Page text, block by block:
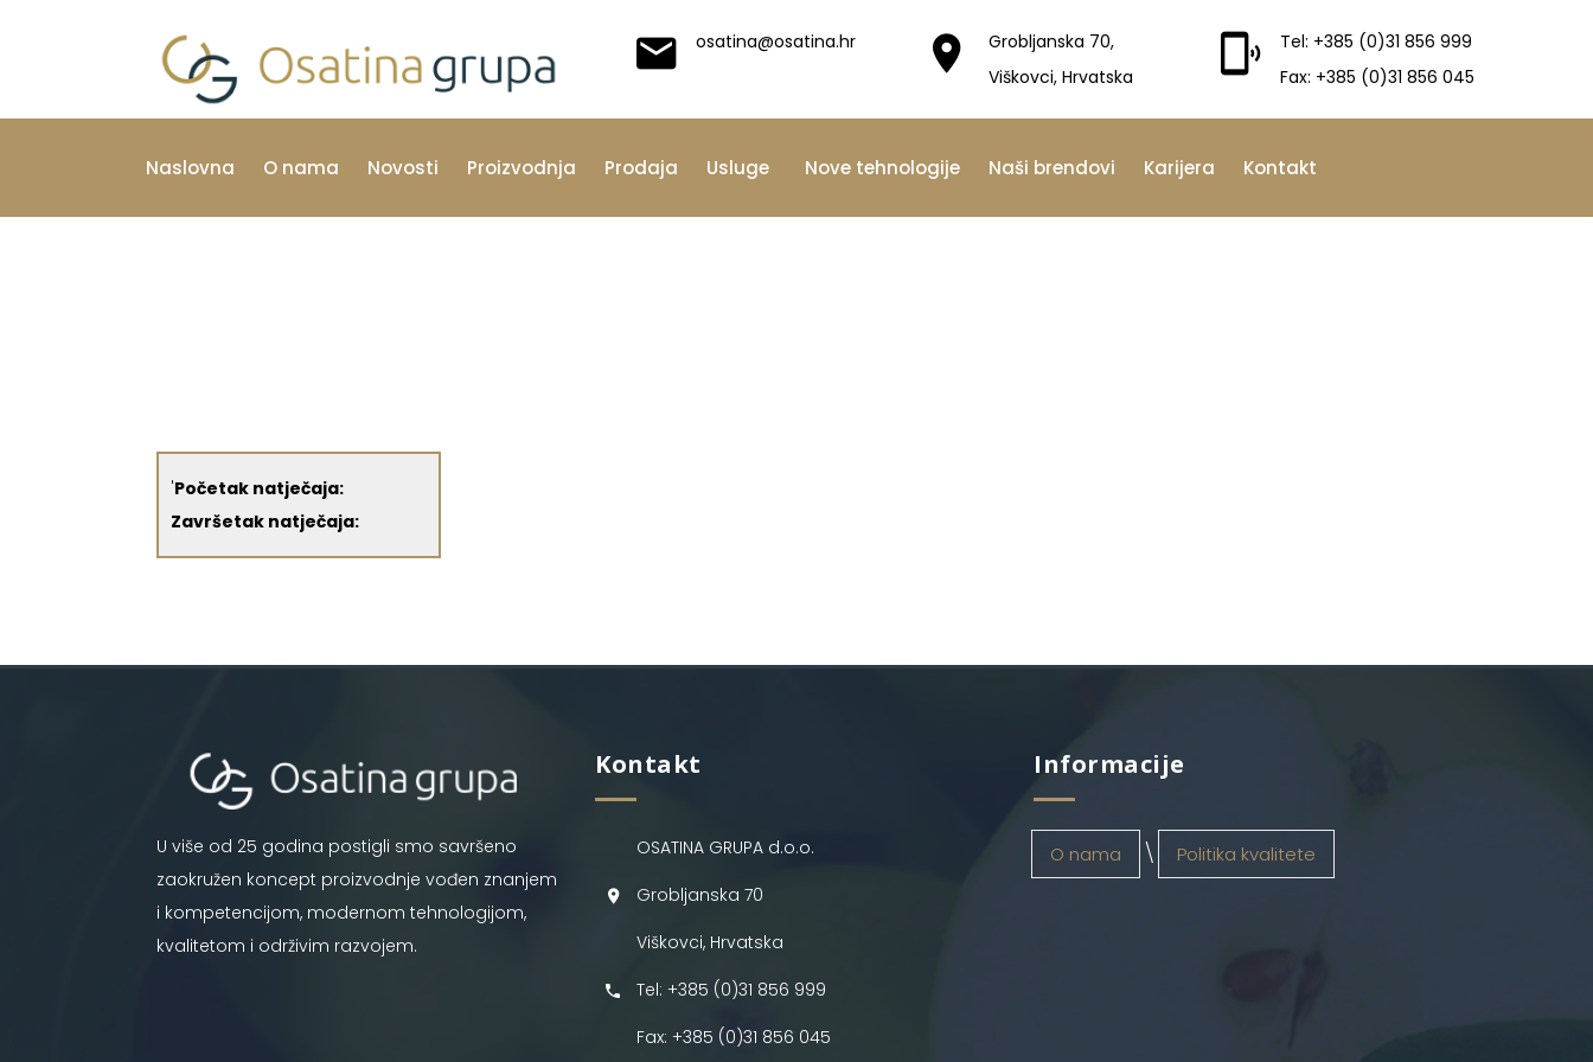
osatina@osatina.hr
Grobljanska 70,
Viškovci, Hrvatska
Tel: +385 (0)31 856 999
Fax: +385 (0)31 856 045
Naslovna O nama Novosti Proizvodnja Prodaja Usluge Nove tehnologije Naši brendovi Karijera Kontakt
'Početak natječaja:
Završetak natječaja:
U više od 25 godina postigli smo savršeno
zaokružen koncept proizvodnje vođen znanjem
i kompetencijom, modernom tehnologijom,
kvalitetom i održivim razvojem.
Kontakt
OSATINA GRUPA d.o.o.
Grobljanska 70
Viškovci, Hrvatska
Tel: +385 (0)31 856 999
Fax: +385 (0)31 856 045
Informacije
O nama Politika kvalitete